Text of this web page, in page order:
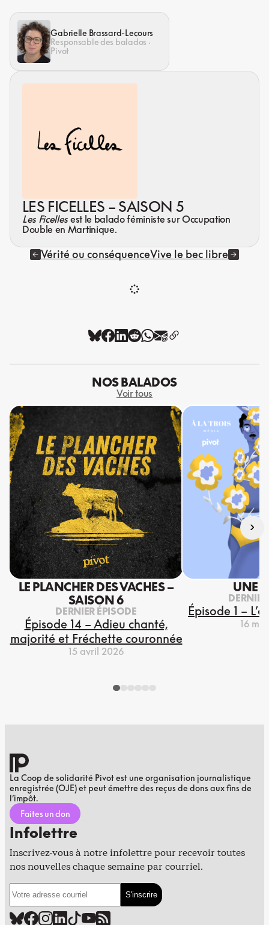
LES FICELLES – SAISON 5
Les Ficelles est le balado féministe sur Occupation
Double en Martinique.
Gabrielle Brassard-Lecours
Responsable des balados ·
Pivot
Vérité ou conséquenceVive le bec libre
NOS BALADOS
Voir tous
LE PLANCHER DES VACHES –
SAISON 6
DERNIER ÉPISODE
Épisode 14 – Adieu chanté,
majorité et Fréchette couronnée
15 avril 2026
UNE
Épisode 1 –
16
›
La Coop de solidarité Pivot est une organisation journalistique
enregistrée (OJE) et peut émettre des reçus de dons aux fins de
l’impôt.
Faites un don
Infolettre
Inscrivez-vous à notre infolettre pour recevoir toutes
nos nouvelles chaque semaine par courriel.